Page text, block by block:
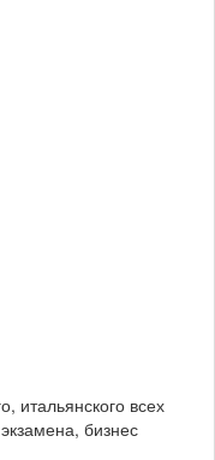
итальянского всех
бизнес